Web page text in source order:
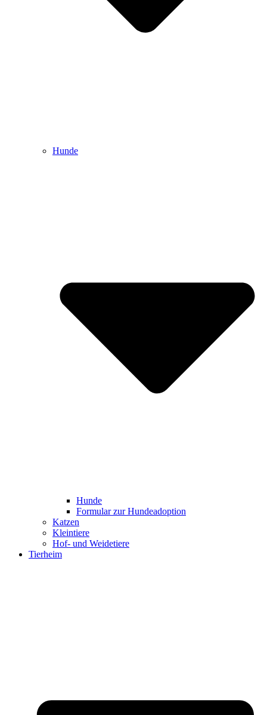
Hunde
Hunde
Formular zur Hundeadoption
Katzen
Kleintiere
Hof- und Weidetiere
Tierheim